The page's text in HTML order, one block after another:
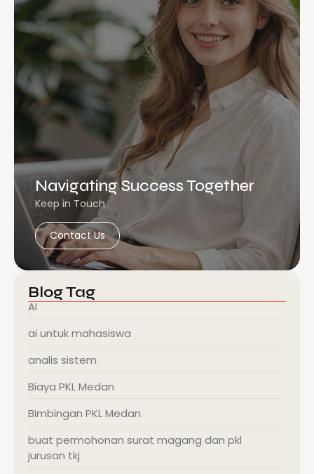
Navigating Success Together
Keep in Touch
Contact Us
Blog Tag
AI
ai untuk mahasiswa
analis sistem
Biaya PKL Medan
Bimbingan PKL Medan
buat permohonan surat magang dan pkl
jurusan tkj